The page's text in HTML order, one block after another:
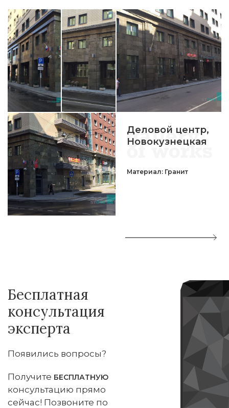
Деловой центр,
Новокузнецкая
Материал: Гранит
Бесплатная
консультация
эксперта
Появились вопросы?
Получите БЕСПЛАТНУЮ
консультацию прямо
сейчас! Позвоните по